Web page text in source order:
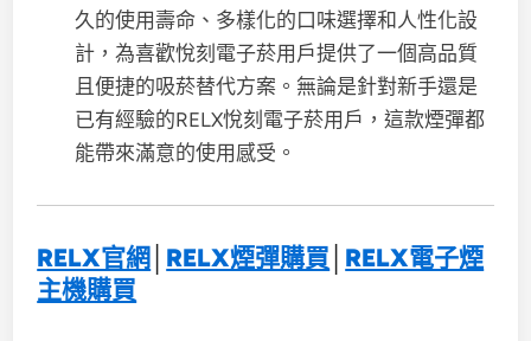
久的使用壽命、多樣化的口味選擇和人性化設
計，為喜歡悅刻電子菸用戶提供了一個高品質
且便捷的吸菸替代方案。無論是針對新手還是
已有經驗的RELX悅刻電子菸用戶，這款煙彈都
能帶來滿意的使用感受。
RELX官網 RELX煙彈購買 RELX電子煙
主機購買